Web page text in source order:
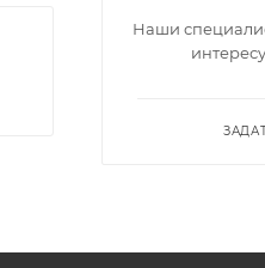
Наши